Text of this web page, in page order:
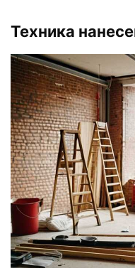
Техника